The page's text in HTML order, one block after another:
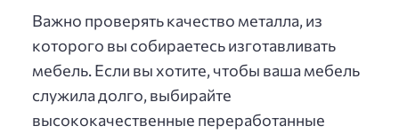
Важно проверять качество металла, из
которого вы собираетесь изготавливать
мебель. Если вы хотите, чтобы ваша мебель
служила долго, выбирайте
высококачественные переработанные